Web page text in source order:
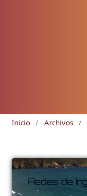
Inicio / Archivos /